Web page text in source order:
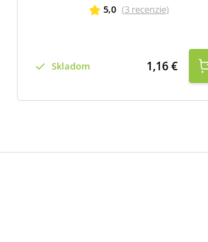
5,0 (3 recenzie)
Skladom 1,16 €